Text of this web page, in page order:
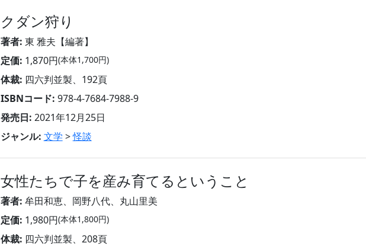
クダン狩り
著者: 東 雅夫【編著】
定価: 1,870円(本体1,700円)
体裁: 四六判並製、192頁
ISBNコード: 978-4-7684-7988-9
発売日: 2021年12月25日
ジャンル: 文学 >怪談
女性たちで子を産み育てるということ
著者: 牟田和恵、岡野八代、丸山里美
定価: 1,980円(本体1,800円)
体裁: 四六判並製、208頁